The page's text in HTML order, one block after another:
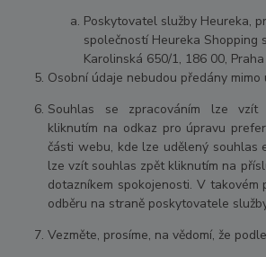
Poskytovatel služby Heureka,
společností Heureka Shopping
Karolinská 650/1, 186 00,
Osobní údaje nebudou předány mimo
Souhlas se zpracováním lze
kliknutím na odkaz pro úpravu
části webu, kde lze udělený souhlas
lze vzít souhlas zpět kliknutím na
dotazníkem spokojenosti. V takovém
odběru na straně poskytovatele
Vezměte, prosíme, na vědomí, že